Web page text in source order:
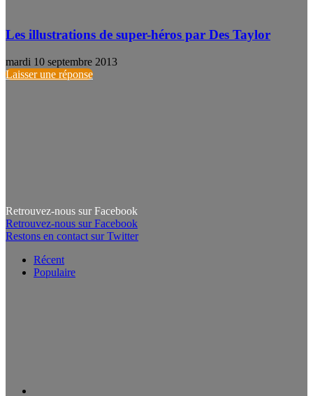
Les illustrations de super-héros par Des Taylor
mardi 10 septembre 2013
Laisser une réponse
Retrouvez-nous sur Facebook
Retrouvez-nous sur Facebook
Restons en contact sur Twitter
Récent
Populaire